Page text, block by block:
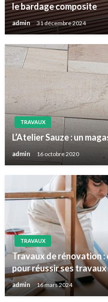
le bardage composite
admin 31 décembre 2024
TRAVAUX
L’Atelier Sauze : un
admin 16 octobre 2020
TRAVAUX
Travaux de rénovation :
pour réussir ses travaux
admin 16 mars 2024